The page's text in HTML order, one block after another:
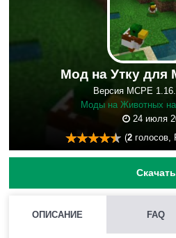
Мод на Утку для
Версия MCPE
Моды на Животных
24 июля
(2голосов,
Скачать
ОПИСАНИЕ FAQ